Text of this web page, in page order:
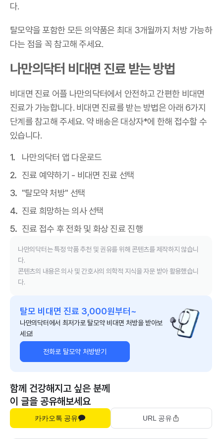
다.
탈모약을 포함한 모든 의약품은 최대 3개월까지 처방 가능하
다는 점을 꼭 참고해 주세요.
나만의닥터 비대면 진료 받는 방법
비대면 진료 어플 나만의닥터에서 안전하고 간편한 비대면
진료가 가능합니다. 비대면 진료를 받는 방법은 아래 6가지
단계를 참고해 주세요. 약 배송은 대상자*에 한해 접수할 수
있습니다.
나만의닥터 앱 다운로드
진료 예약하기 - 비대면 진료 선택
"탈모약 처방" 선택
진료 희망하는 의사 선택
진료 접수 후 전화 및 화상 진료 진행
나만의닥터는 특정 약품 추천 및 권유를 위해 콘텐츠를 제작하지 않습니
다.
콘텐츠의 내용은 의사 및 간호사의 의학적 지식을 자문 받아 활용했습니
다.
탈모 비대면 진료 3,000원부터~
나만의닥터에서 최저가로 탈모약 비대면 처방을 받아보
세요!
전화로 탈모약 처방받기
함께 건강해지고 싶은 분께
이 글을 공유해보세요
카카오톡 공유 URL 공유